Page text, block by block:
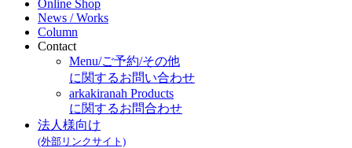
Online Shop
News / Works
Column
Contact
Menu/ご予約/その他
に関するお問い合わせ
arkakiranah Products
に関するお問合わせ
法人様向け
(外部リンクサイト)